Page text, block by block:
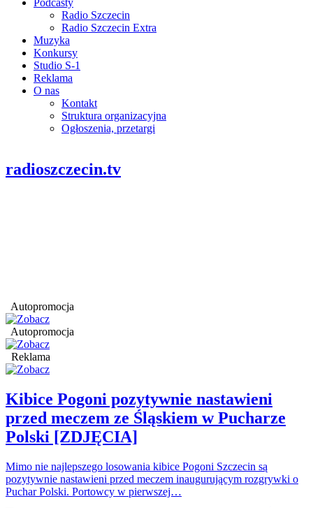
Podcasty
Radio Szczecin
Radio Szczecin Extra
Muzyka
Konkursy
Studio S-1
Reklama
O nas
Kontakt
Struktura organizacyjna
Ogłoszenia, przetargi
radioszczecin.tv
Autopromocja
Autopromocja
Reklama
Kibice Pogoni pozytywnie nastawieni
przed meczem ze Śląskiem w Pucharze
Polski [ZDJĘCIA]
Mimo nie najlepszego losowania kibice Pogoni Szczecin są
pozytywnie nastawieni przed meczem inaugurującym rozgrywki o
Puchar Polski. Portowcy w pierwszej…